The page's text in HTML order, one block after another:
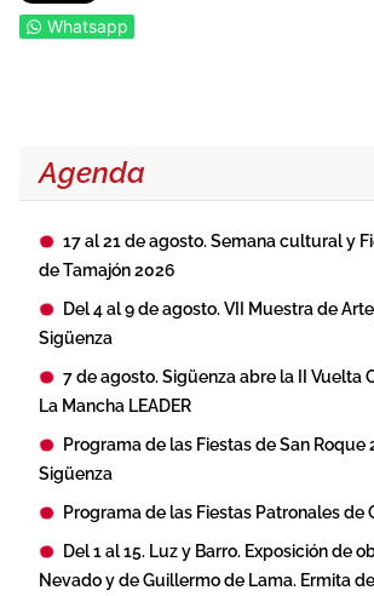
Agenda
17 al 21 de agosto. Semana cultural y
de Tamajón 2026
Del 4 al 9 de agosto. VII Muestra de
Sigüenza
7 de agosto. Sigüenza abre la II Vuelta
La Mancha LEADER
Programa de las Fiestas de San Roque
Sigüenza
Programa de las Fiestas Patronales de
Del 1 al 15. Luz y Barro. Exposición de
Nevado y de Guillermo de Lama. Ermita
Whatsapp